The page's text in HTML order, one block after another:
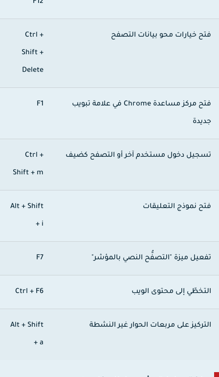
F12
خيارات محو بيانات التصفح Ctrl +
Shift +
Delete
فتح مركز مساعدة Chrome في علامة تبويب
دخول مستخدم آخر أو التصفح كضيف Ctrl +
Shift + m
نموذج التعليقات Alt + Shift
ميزة "التصفُّح النصي بالمؤشر"
إلى محتوى الويب Ctrl + F6
على مربعات الحوار غير النشطة Alt + Shift
+ a